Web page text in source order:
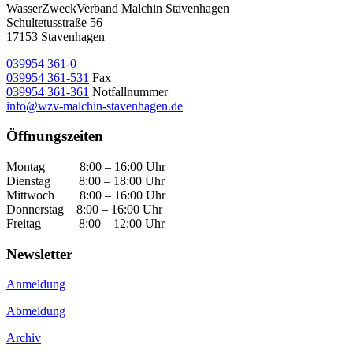
WasserZweckVerband­ Malchin Stavenhagen
Schultetusstraße 56
17153 Stavenhagen
039954 361-0
039954 361-531 Fax
039954 361-361 Notfallnummer
info@wzv-malchin-stavenhagen.de
Öffnungszeiten
Montag 8:00 – 16:00 Uhr
Dienstag 8:00 – 18:00 Uhr
Mittwoch 8:00 – 16:00 Uhr
Donnerstag 8:00 – 16:00 Uhr
Freitag 8:00 – 12:00 Uhr
Newsletter
Anmeldung
Abmeldung
Archiv